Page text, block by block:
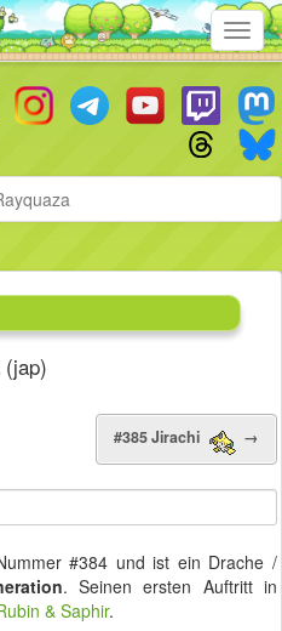
#385 Jirachi →
#384 und ist ein Drache /
. Seinen ersten Auftritt in
& Saphir.